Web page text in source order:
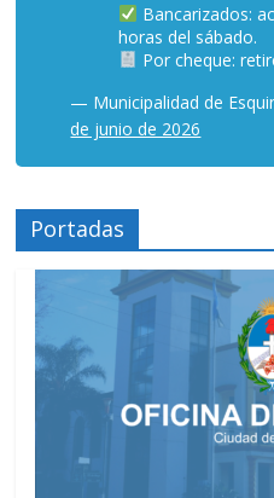
Bancarizados:
horas del sábado.
Por cheque:
— Municipalidad de
de junio de 2026
Portadas